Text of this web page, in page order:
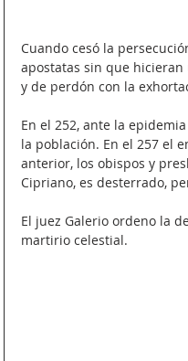
Cuando cesó la
apostatas sin que
y de perdón con la
En el 252, ante la
la población. En el 257 el
anterior, los obispos y
Cipriano, es desterrado,
El juez Galerio ordeno la
martirio celestial.